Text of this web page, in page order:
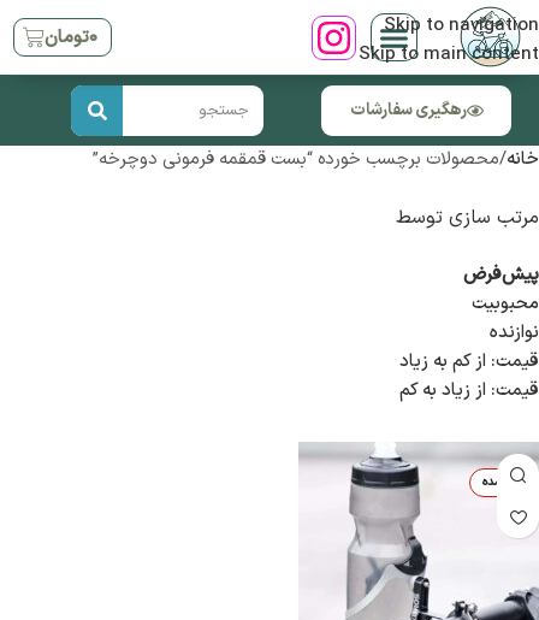
Skip to navigation
Skip to main content
۰تومان
رهگیری سفارشات
خانه محصولات برچسب خورده “بست قمقمه فرمونی دوچرخه”
مرتب سازی توسط
پیش‌فرض
محبوبیت
نوازنده
قیمت: از کم به زیاد
قیمت: از زیاد به کم
تمام شده